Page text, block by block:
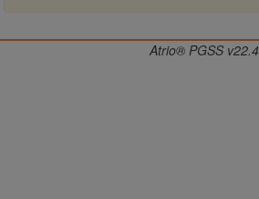
Atrio® PGSS v22.4